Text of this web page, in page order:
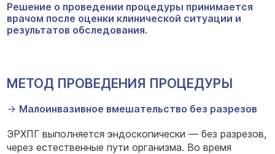
Решение о проведении процедуры принимается
врачом после оценки клинической ситуации и
результатов обследования.
МЕТОД ПРОВЕДЕНИЯ ПРОЦЕДУРЫ
→ Малоинвазивное вмешательство без разрезов
ЭРХПГ выполняется эндоскопически — без разрезов,
через естественные пути организма. Во время